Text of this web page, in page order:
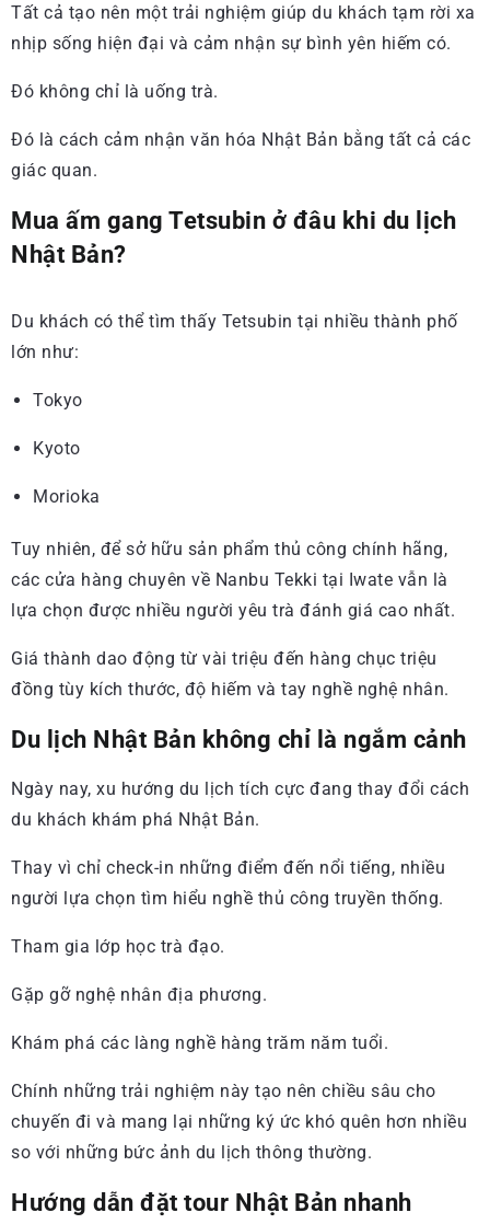
Tất cả tạo nên một trải nghiệm giúp du khách tạm rời xa
nhịp sống hiện đại và cảm nhận sự bình yên hiếm có.
Đó không chỉ là uống trà.
Đó là cách cảm nhận văn hóa Nhật Bản bằng tất cả các
giác quan.
Mua ấm gang Tetsubin ở đâu khi du lịch
Nhật Bản?
Du khách có thể tìm thấy Tetsubin tại nhiều thành phố
lớn như:
Tokyo
Kyoto
Morioka
Tuy nhiên, để sở hữu sản phẩm thủ công chính hãng,
các cửa hàng chuyên về Nanbu Tekki tại Iwate vẫn là
lựa chọn được nhiều người yêu trà đánh giá cao nhất.
Giá thành dao động từ vài triệu đến hàng chục triệu
đồng tùy kích thước, độ hiếm và tay nghề nghệ nhân.
Du lịch Nhật Bản không chỉ là ngắm cảnh
Ngày nay, xu hướng du lịch tích cực đang thay đổi cách
du khách khám phá Nhật Bản.
Thay vì chỉ check-in những điểm đến nổi tiếng, nhiều
người lựa chọn tìm hiểu nghề thủ công truyền thống.
Tham gia lớp học trà đạo.
Gặp gỡ nghệ nhân địa phương.
Khám phá các làng nghề hàng trăm năm tuổi.
Chính những trải nghiệm này tạo nên chiều sâu cho
chuyến đi và mang lại những ký ức khó quên hơn nhiều
so với những bức ảnh du lịch thông thường.
Hướng dẫn đặt tour Nhật Bản nhanh